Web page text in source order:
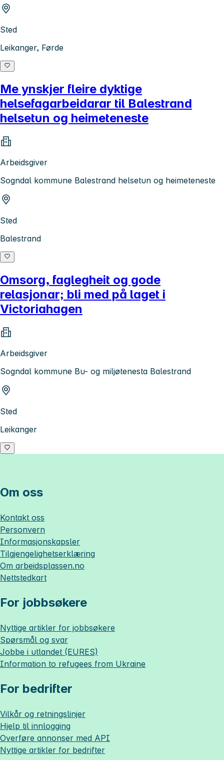
Sted
Leikanger, Førde
Me ynskjer fleire dyktige
helsefagarbeidarar til Balestrand
helsetun og heimeteneste
Arbeidsgiver
Sogndal kommune Balestrand helsetun og heimeteneste
Sted
Balestrand
Omsorg, faglegheit og gode
relasjonar; bli med på laget i
Victoriahagen
Arbeidsgiver
Sogndal kommune Bu- og miljøtenesta Balestrand
Sted
Leikanger
Om oss
Kontakt oss
Personvern
Informasjonskapsler
Tilgjengelighetserklæring
Om arbeidsplassen.no
Nettstedkart
For jobbsøkere
Nyttige artikler for jobbsøkere
Spørsmål og svar
Jobbe i utlandet (EURES)
Information to refugees from Ukraine
For bedrifter
Vilkår og retningslinjer
Hjelp til innlogging
Overføre annonser med API
Nyttige artikler for bedrifter